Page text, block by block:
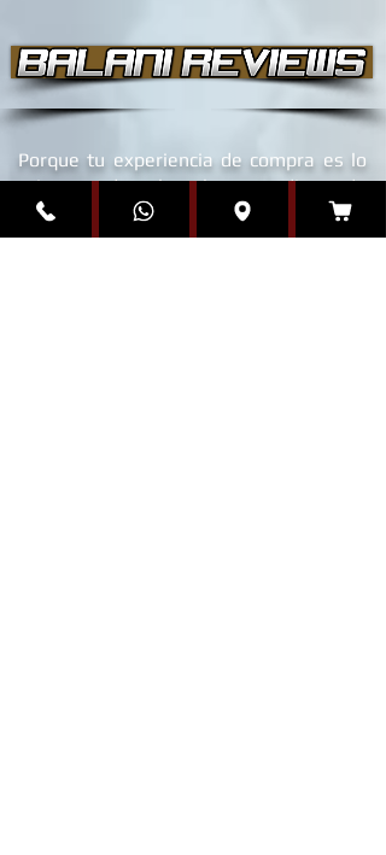
Porque tu experiencia de compra es lo
primero, descubre lo que dicen de
nosotros...